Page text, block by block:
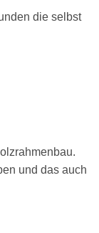
die selbst
und das auch